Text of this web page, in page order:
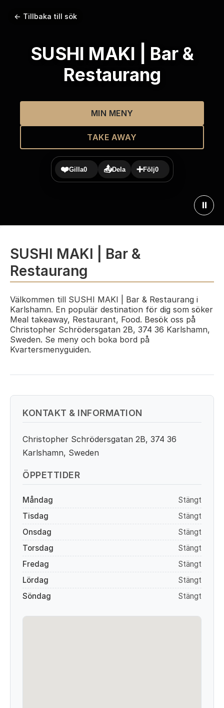
← Tillbaka till sök
SUSHI MAKI | Bar &
Restaurang
MIN MENY
TAKE AWAY
❤️Gilla0 📤Dela ➕Följ0
⏸
SUSHI MAKI | Bar &
Restaurang
Välkommen till SUSHI MAKI | Bar & Restaurang i
Karlshamn. En populär destination för dig som söker
Meal takeaway, Restaurant, Food. Besök oss på
Christopher Schrödersgatan 2B, 374 36 Karlshamn,
Sweden. Se meny och boka bord på
Kvartersmenyguiden.
KONTAKT & INFORMATION
Christopher Schrödersgatan 2B, 374 36
Karlshamn, Sweden
ÖPPETTIDER
Måndag
Stängt
Tisdag
Stängt
Onsdag
Stängt
Torsdag
Stängt
Fredag
Stängt
Lördag
Stängt
Söndag
Stängt